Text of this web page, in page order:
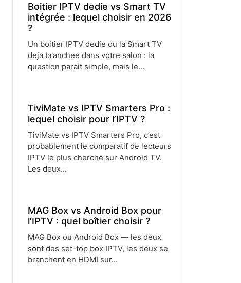
Boitier IPTV dedie vs Smart TV
intégrée : lequel choisir en 2026
?
Un boitier IPTV dedie ou la Smart TV
deja branchee dans votre salon : la
question parait simple, mais le...
TiviMate vs IPTV Smarters Pro :
lequel choisir pour l’IPTV ?
TiviMate vs IPTV Smarters Pro, c’est
probablement le comparatif de lecteurs
IPTV le plus cherche sur Android TV.
Les deux...
MAG Box vs Android Box pour
l’IPTV : quel boîtier choisir ?
MAG Box ou Android Box — les deux
sont des set-top box IPTV, les deux se
branchent en HDMI sur...